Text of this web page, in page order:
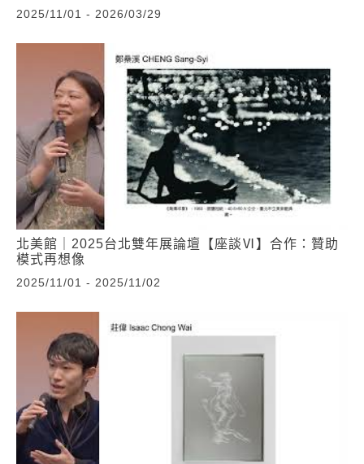
2025/11/01 - 2026/03/29
北美館｜2025台北雙年展論壇【座談Ⅵ】合作：贊助
模式再想像
2025/11/01 - 2025/11/02